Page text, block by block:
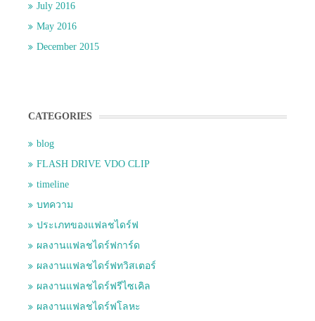
July 2016
May 2016
December 2015
CATEGORIES
blog
FLASH DRIVE VDO CLIP
timeline
บทความ
ประเภทของแฟลชไดร์ฟ
ผลงานแฟลชไดร์ฟการ์ด
ผลงานแฟลชไดร์ฟทวิสเตอร์
ผลงานแฟลชไดร์ฟรีไซเคิล
ผลงานแฟลชไดร์ฟโลหะ